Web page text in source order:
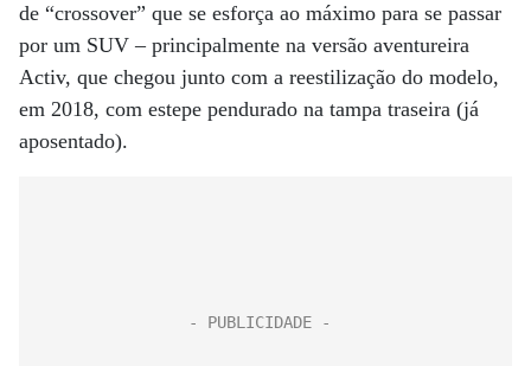
de “crossover” que se esforça ao máximo para se passar
por um SUV – principalmente na versão aventureira
Activ, que chegou junto com a reestilização do modelo,
em 2018, com estepe pendurado na tampa traseira (já
aposentado).